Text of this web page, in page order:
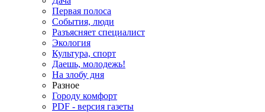
Первая полоса
События, люди
Разъясняет специалист
Экология
Культура, спорт
Даешь, молодежь!
На злобу дня
Разное
Городу комфорт
PDF - версия газеты